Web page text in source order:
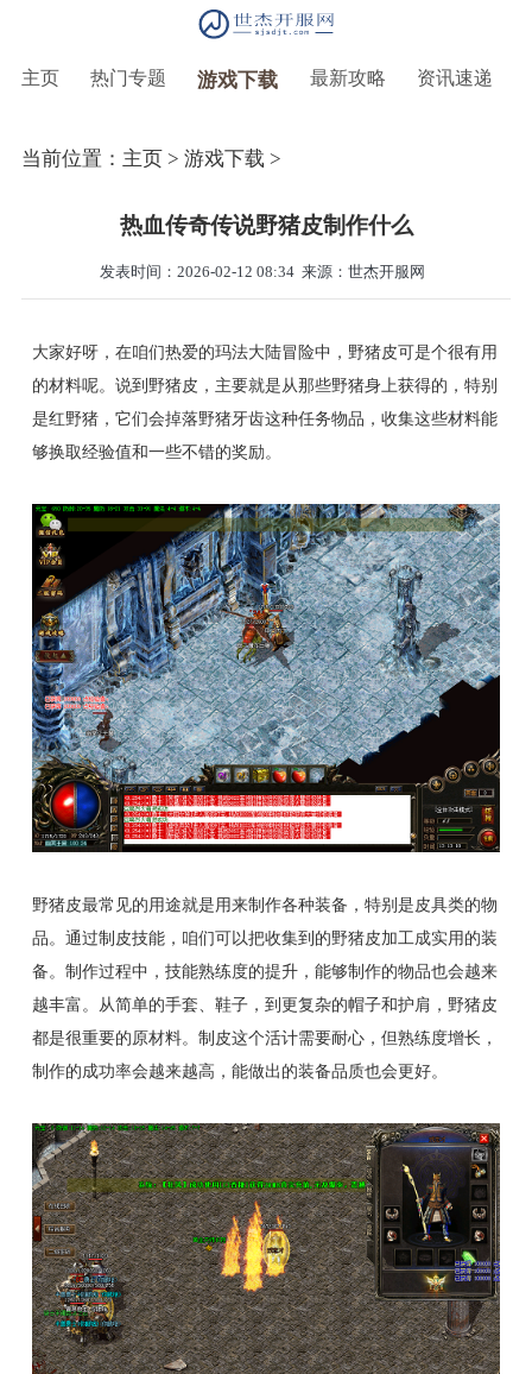
主页 热门专题 游戏下载 最新攻略 资讯速递
当前位置： 主页> 游戏下载 >
热血传奇传说野猪皮制作什么
发表时间：2026-02-12 08:34 来源：世杰开服网
大家好呀，在咱们热爱的玛法大陆冒险中，野猪皮可是个很有用
的材料呢。说到野猪皮，主要就是从那些野猪身上获得的，特别
是红野猪，它们会掉落野猪牙齿这种任务物品，收集这些材料能
够换取经验值和一些不错的奖励。
野猪皮最常见的用途就是用来制作各种装备，特别是皮具类的物
品。通过制皮技能，咱们可以把收集到的野猪皮加工成实用的装
备。制作过程中，技能熟练度的提升，能够制作的物品也会越来
越丰富。从简单的手套、鞋子，到更复杂的帽子和护肩，野猪皮
都是很重要的原材料。制皮这个活计需要耐心，但熟练度增长，
制作的成功率会越来越高，能做出的装备品质也会更好。